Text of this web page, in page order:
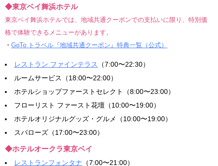
◆東京ベイ舞浜ホテル
東京ベイ舞浜ホテルでは、地域共通クーポンでの支払いに限り、特別価
格で体験できるメニューがあります。
・ GoTo トラベル『地域共通クーポン』特典一覧（公式）
レストラン ファインテラス
（7:00〜22:30）
ルームサービス（18:00〜22:00）
ホテルショップファーストセレクト（8:00〜23:00）
フローリスト ファースト花壇（10:00〜19:00）
ホテルオリジナルグッズ・グルメ（10:00〜19:00）
スパローズ（17:00〜23:00）
◆ホテルオークラ東京ベイ
レストランフォンタナ （7:00〜21:00）